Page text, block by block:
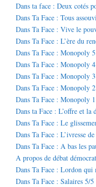
Dans ta face : Deux cotés
Dans Ta Face : Tous
Dans Ta Face : Vive le
Dans Ta Face : L’ère du
Dans Ta Face : Monopoly
Dans Ta Face : Monopoly
Dans Ta Face : Monopoly
Dans Ta Face : Monopoly
Dans Ta Face : Monopoly 1
Dans ta Face : L’offre et la
Dans Ta Face : Le
Dans Ta Face : L’ivresse
Dans Ta Face : A bas les
A propos de débat
Dans Ta Face : Lordon qui
Dans Ta Face : Salaires 5/5